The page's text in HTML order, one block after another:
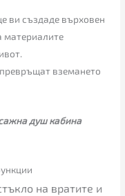
ви създаде върховен
материалите
вземането
душ кабина
на вратите и